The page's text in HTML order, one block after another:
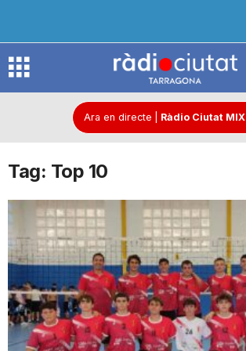
R
d
o
C
Ara en directe Ràdio Ciutat MIX
Tag: Top 10